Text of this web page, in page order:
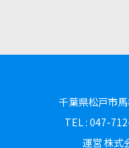
千葉県松戸市
TEL : 047-
運営株式